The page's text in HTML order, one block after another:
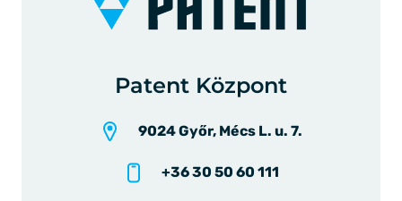
Patent Központ
9024 Győr, Mécs L. u. 7.
+36 30 50 60 111